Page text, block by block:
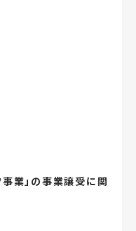
業」の事業譲受に関